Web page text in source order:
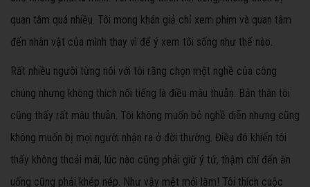
quan tâm quá nhiều. Tôi mong khán giả chỉ xem phim và quan tâm
đến nhân vật của mình thay vì để ý xem tôi sống như thế nào.
Rất nhiều người từng nói với tôi rằng chọn một nghề của công
chúng nhưng không thích nổi tiếng là điều mâu thuẫn. Bản thân tôi
cũng thấy rất mâu thuẫn. Tôi không muốn bỏ nghề diễn nhưng cũng
không muốn bị mọi người nhận ra ở đời thường. Điều đó khiến tôi
thấy không thoải mái, lúc nào cũng phải giữ ý tứ, thậm chí đến ăn
uống cũng phải khép nép. Như vậy mệt mỏi lắm! Tôi thích cuộc